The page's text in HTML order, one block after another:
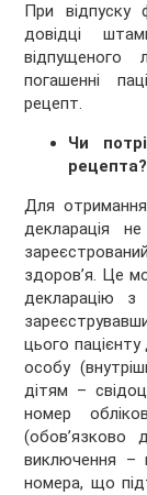
При відпуску
довідці
відпущеного
погашенні
рецепт.
Чи
рецепта?
Для
декларація
здоровʼя. Це
декларацію з
цього
особу
дітям –
номер
(обовʼязково
виключення –
номера, що